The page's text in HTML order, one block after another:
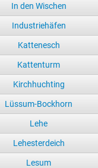
In den Wischen
Industriehäfen
Kattenesch
Kattenturm
Kirchhuchting
Lüssum-Bockhorn
Lehe
Lehesterdeich
Lesum